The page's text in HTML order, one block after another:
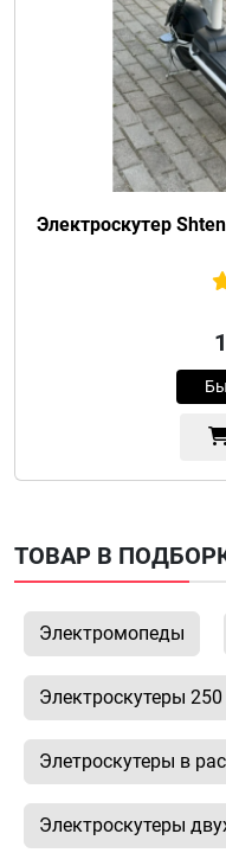
Электроскутер
ТОВАР В
Электромопеды
Электроскутеры
Элетроскутеры в
Электроскутеры